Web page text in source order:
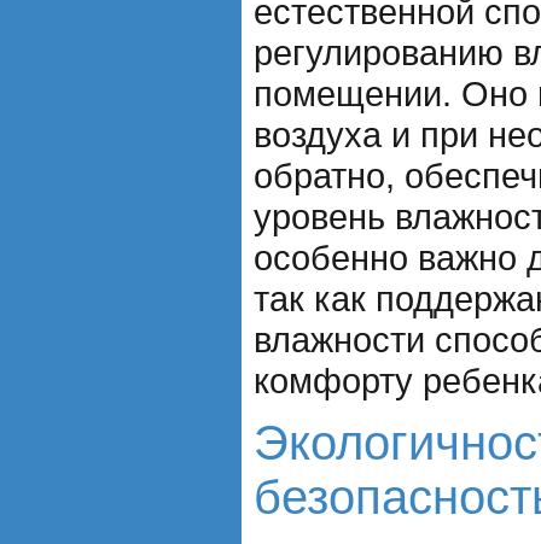
естественной
регулированию
помещении. Оно
воздуха и при
обратно,
уровень
особенно важно
так как
влажности
комфорту